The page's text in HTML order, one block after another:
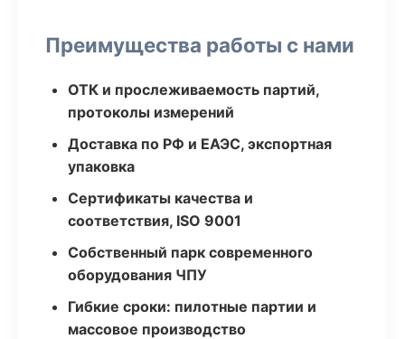
Преимущества работы с нами
ОТК и прослеживаемость партий,
протоколы измерений
Доставка по РФ и ЕАЭС, экспортная
упаковка
Сертификаты качества и
соответствия, ISO 9001
Собственный парк современного
оборудования ЧПУ
Гибкие сроки: пилотные партии и
массовое производство